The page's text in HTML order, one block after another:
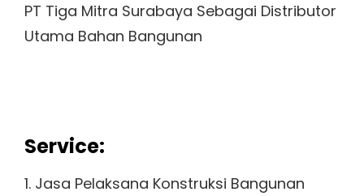
PT Tiga Mitra Surabaya Sebagai Distributor
Utama Bahan Bangunan
Service:
1. Jasa Pelaksana Konstruksi Bangunan